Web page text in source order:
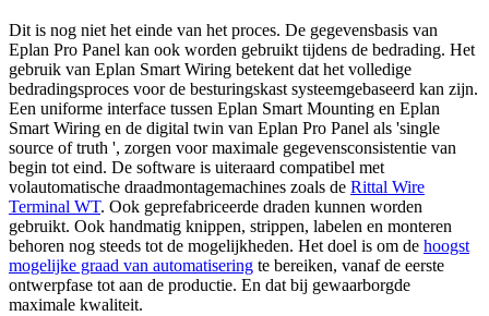
Dit is nog niet het einde van het proces. De gegevensbasis van
Eplan Pro Panel kan ook worden gebruikt tijdens de bedrading. Het
gebruik van Eplan Smart Wiring betekent dat het volledige
bedradingsproces voor de besturingskast systeemgebaseerd kan zijn.
Een uniforme interface tussen Eplan Smart Mounting en Eplan
Smart Wiring en de digital twin van Eplan Pro Panel als 'single
source of truth ', zorgen voor maximale gegevensconsistentie van
begin tot eind. De software is uiteraard compatibel met
volautomatische draadmontagemachines zoals de Rittal Wire
Terminal WT. Ook geprefabriceerde draden kunnen worden
gebruikt. Ook handmatig knippen, strippen, labelen en monteren
behoren nog steeds tot de mogelijkheden. Het doel is om de hoogst
mogelijke graad van automatisering te bereiken, vanaf de eerste
ontwerpfase tot aan de productie. En dat bij gewaarborgde
maximale kwaliteit.